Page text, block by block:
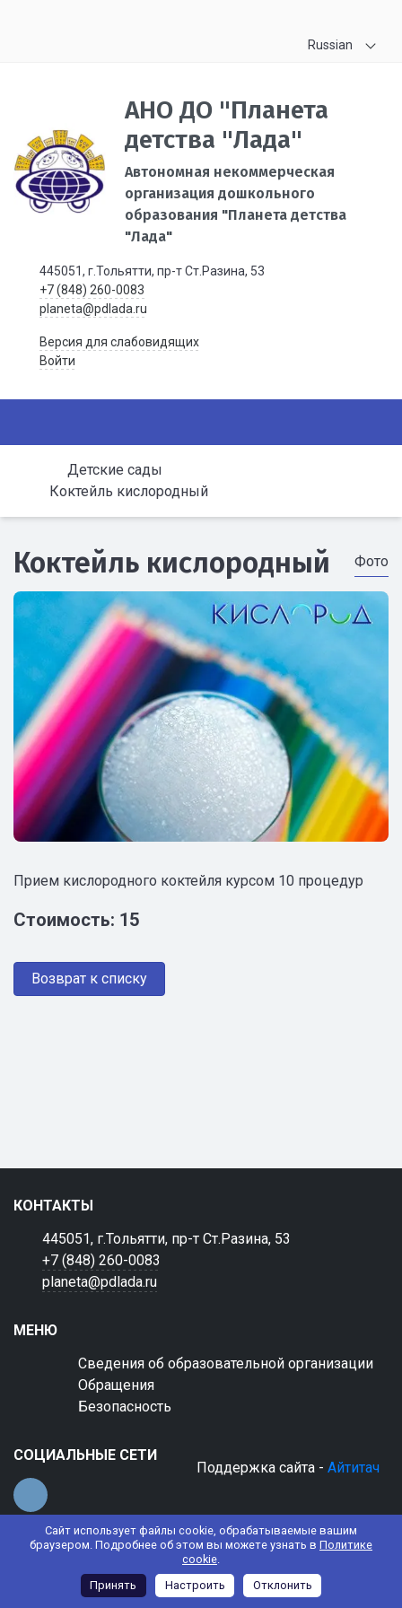
Сайт использует файлы cookie, обрабатываемые вашим
браузером. Подробнее об этом вы можете узнать в Политике
cookie.
Принять
Настроить Отклонить
Russian
АНО ДО "Планета
детства "Лада"
Автономная некоммерческая
организация дошкольного
образования "Планета детства
"Лада"
445051, г.Тольятти, пр-т Ст.Разина, 53
+7 (848) 260-0083
planeta@pdlada.ru
Версия для слабовидящих
Войти
Детские сады
Коктейль кислородный
Коктейль кислородный Фото
Прием кислородного коктейля курсом 10 процедур
Стоимость: 15
Возврат к списку
КОНТАКТЫ
445051, г.Тольятти, пр-т Ст.Разина, 53
+7 (848) 260-0083
planeta@pdlada.ru
МЕНЮ
Сведения об образовательной организации
Обращения
Безопасность
СОЦИАЛЬНЫЕ СЕТИ
Поддержка сайта - Айтитач
© 2022 АНО ДО "Планета детства "Лада"